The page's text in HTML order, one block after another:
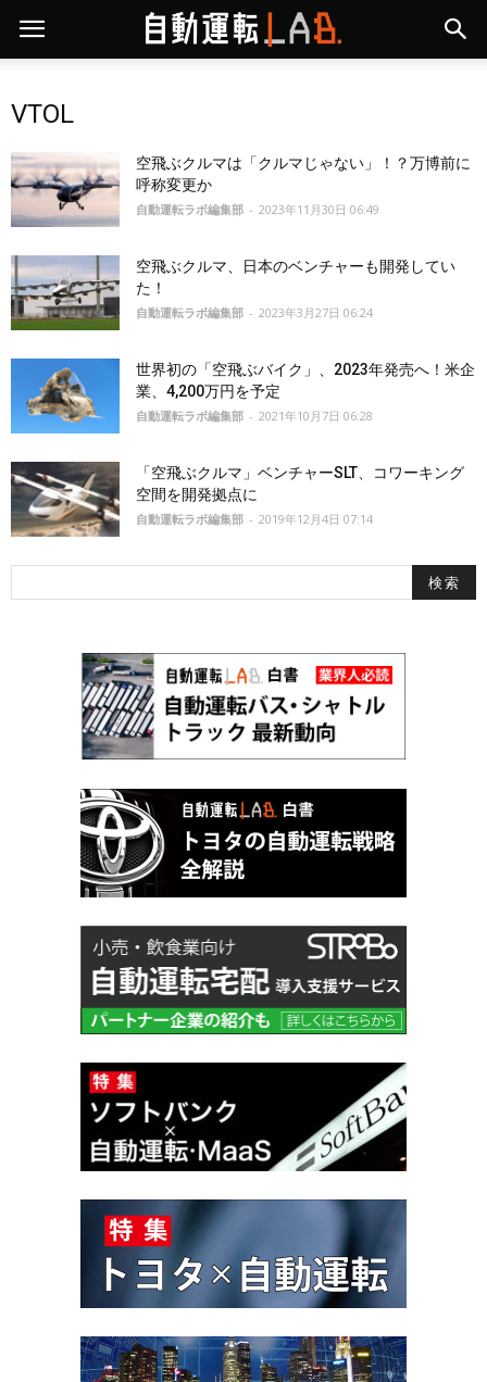
VTOL
空飛ぶクルマは「クルマじゃない」！？万博前に
呼称変更か
自動運転ラボ編集部 - 2023年11月30日 06:49
空飛ぶクルマ、日本のベンチャーも開発してい
た！
自動運転ラボ編集部 - 2023年3月27日 06:24
世界初の「空飛ぶバイク」、2023年発売へ！米企
業、4,200万円を予定
自動運転ラボ編集部 - 2021年10月7日 06:28
「空飛ぶクルマ」ベンチャーSLT、コワーキング
空間を開発拠点に
自動運転ラボ編集部 - 2019年12月4日 07:14